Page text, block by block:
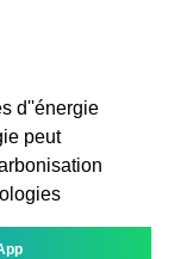
d''énergie
peut